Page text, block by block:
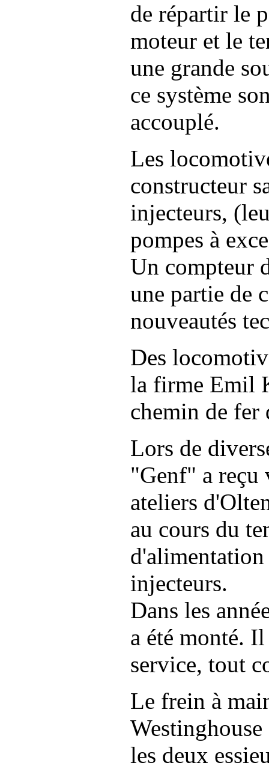
de répartir le
moteur et le
une grande
ce système
accouplé.
Les
constructeur
injecteurs,
pompes à
Un compteur
une partie de
nouveautés
Des
la firme Emil
chemin de fer
Lors de
"Genf" a reçu
ateliers
au cours du
d'alimentation
injecteurs.
Dans les
a été monté.
service, tout
Le frein à
Westinghouse
les deux